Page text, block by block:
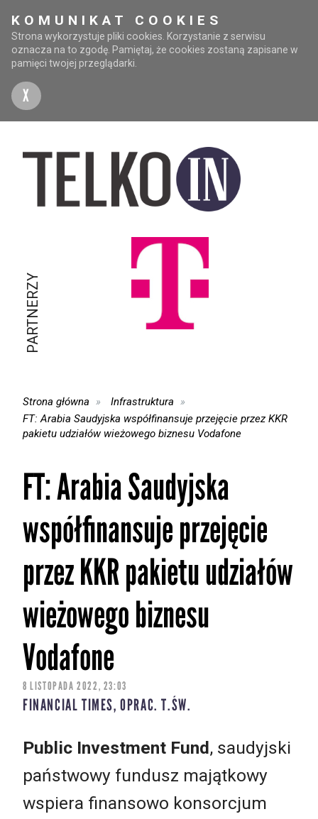
KOMUNIKAT COOKIES
Strona wykorzystuje pliki cookies. Korzystanie z serwisu
oznacza na to zgodę. Pamiętaj, że cookies zostaną zapisane w
pamięci twojej przeglądarki.
X
PARTNERZY
Strona główna
Infrastruktura
FT: Arabia Saudyjska współfinansuje przejęcie przez KKR
pakietu udziałów wieżowego biznesu Vodafone
FT: Arabia Saudyjska
współfinansuje przejęcie
przez KKR pakietu udziałów
wieżowego biznesu
Vodafone
8 LISTOPADA 2022, 23:03
FINANCIAL TIMES, OPRAC. T.ŚW.
Public Investment Fund, saudyjski
państwowy fundusz majątkowy
wspiera finansowo konsorcjum